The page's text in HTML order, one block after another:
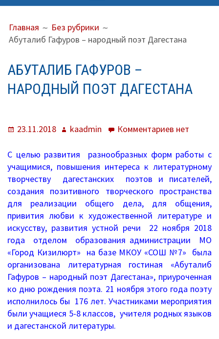
МЕНЮ
Управление образования
Наш коллектив
О нас
Контроль исполнения
Методистам
Документы
Постановления
Распоряжения
Приказы
Архив приказов
Информационные письма
Письма 2021-2023
Письма 2019-2020
НА
САЙТЕ
(ХЛЕБНЫЕ
КРОШКИ)
Главная
Без рубрики
Абуталиб Гафуров – народный поэт Дагестана
АБУТАЛИБ ГАФУРОВ –
НАРОДНЫЙ ПОЭТ ДАГЕСТАНА
Опубликовано
23.11.2018 Автор
kaadmin Комментариев к
Абуталиб
Гафуров
–
народный
поэт
Дагестана
нет
С целью развития разнообразных форм работы с
учащимися, повышения интереса к литературному
творчеству дагестанских поэтов и писателей,
создания позитивного творческого пространства
для реализации общего дела, для общения,
привития любви к художественной литературе и
искусству, развития устной речи 22 ноября 2018
года отделом образования администрации МО
«Город Кизилюрт» на базе МКОУ «СОШ №7» была
организована литературная гостиная «Абуталиб
Гафуров – народный поэт Дагестана», приуроченная
ко дню рождения поэта. 21 ноября этого года поэту
исполнилось бы 176 лет. Участниками мероприятия
были учащиеся 5-8 классов, учителя родных языков
и дагестанской литературы.